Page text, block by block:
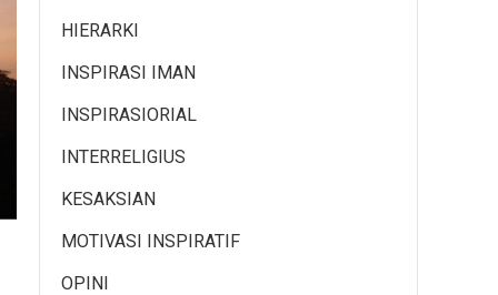
HIERARKI
INSPIRASI IMAN
INSPIRASIORIAL
INTERRELIGIUS
KESAKSIAN
MOTIVASI INSPIRATIF
OPINI